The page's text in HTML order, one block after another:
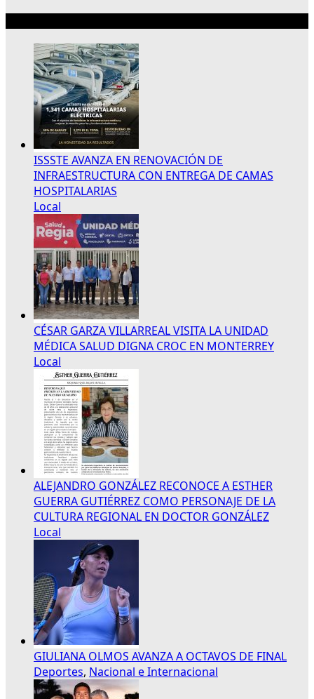
ISSSTE AVANZA EN RENOVACIÓN DE
INFRAESTRUCTURA CON ENTREGA DE CAMAS
HOSPITALARIAS
Local
CÉSAR GARZA VILLARREAL VISITA LA UNIDAD
MÉDICA SALUD DIGNA CROC EN MONTERREY
Local
ALEJANDRO GONZÁLEZ RECONOCE A ESTHER
GUERRA GUTIÉRREZ COMO PERSONAJE DE LA
CULTURA REGIONAL EN DOCTOR GONZÁLEZ
Local
GIULIANA OLMOS AVANZA A OCTAVOS DE FINAL
Deportes, Nacional e Internacional